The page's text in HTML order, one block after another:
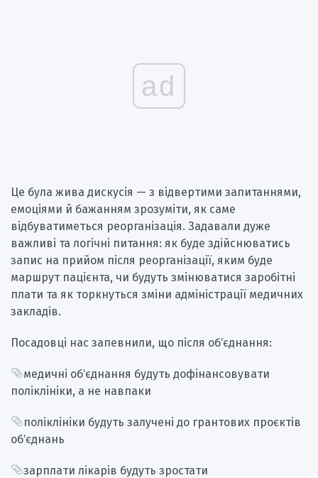
ad
Це була жива дискусія — з відвертими запитаннями,
емоціями й бажанням зрозуміти, як саме
відбуватиметься реорганізація. Задавали дуже
важливі та логічні питання: як буде здійснюватись
запис на прийом після реорганізації, яким буде
маршрут пацієнта, чи будуть змінюватися заробітні
плати та як торкнуться зміни адміністрації медичних
закладів.
Посадовці нас запевнили, що після обʼєднання:
медичні обʼєднання будуть дофінансовувати
поліклініки, а не навпаки
поліклініки будуть залучені до грантових проєктів
обʼєднань
зарплати лікарів будуть зростати